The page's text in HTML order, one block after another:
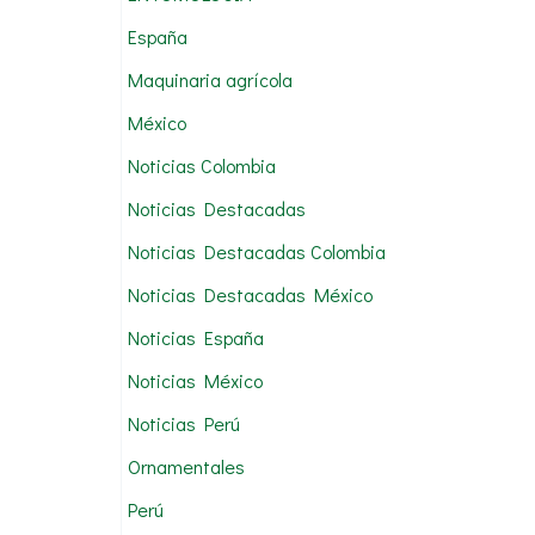
:España
Maquinaria agrícola
México
Noticias Colombia
Noticias Destacadas
Noticias Destacadas Colombia
Noticias Destacadas México
Noticias España
Noticias México
Noticias Perú
Ornamentales
Perú